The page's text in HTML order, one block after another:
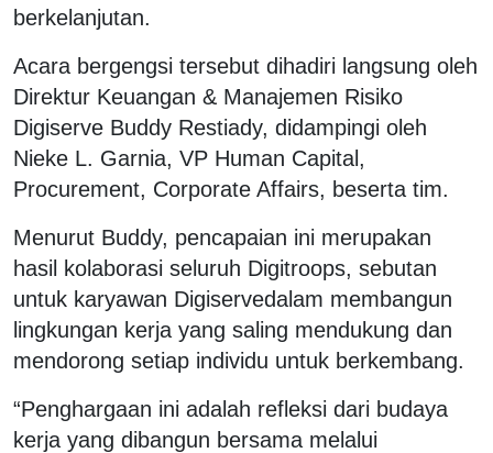
berkelanjutan.
Acara bergengsi tersebut dihadiri langsung oleh
Direktur Keuangan & Manajemen Risiko
Digiserve Buddy Restiady, didampingi oleh
Nieke L. Garnia, VP Human Capital,
Procurement, Corporate Affairs, beserta tim.
Menurut Buddy, pencapaian ini merupakan
hasil kolaborasi seluruh Digitroops, sebutan
untuk karyawan Digiservedalam membangun
lingkungan kerja yang saling mendukung dan
mendorong setiap individu untuk berkembang.
“Penghargaan ini adalah refleksi dari budaya
kerja yang dibangun bersama melalui